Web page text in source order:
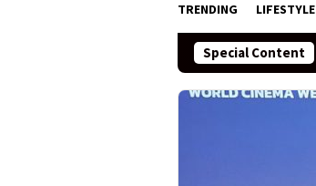
TRENDING LIFESTYLE
Special Content